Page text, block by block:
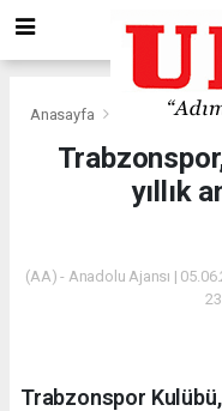
Anasayfa
yıllık
(AA) - Anadolu Ajansı |
Trabzonspor